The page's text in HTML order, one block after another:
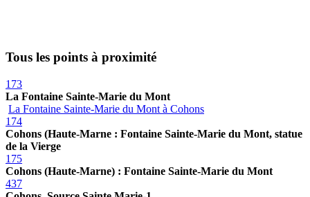
Tous les points à proximité
173
La Fontaine Sainte-Marie du Mont
La Fontaine Sainte-Marie du Mont à Cohons
174
Cohons (Haute-Marne : Fontaine Sainte-Marie du Mont, statue
de la Vierge
175
Cohons (Haute-Marne) : Fontaine Sainte-Marie du Mont
437